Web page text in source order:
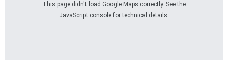
This page didn't load Google Maps correctly. See the
JavaScript console for technical details.